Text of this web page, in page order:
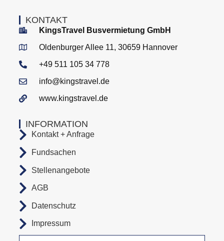
INFORMATION
Kontakt + Anfrage
Fundsachen
Stellenangebote
AGB
Datenschutz
Impressum
KONTAKT
KingsTravel Busvermietung GmbH
Oldenburger Allee 11, 30659 Hannover
+49 511 105 34 778
info@kingstravel.de
www.kingstravel.de